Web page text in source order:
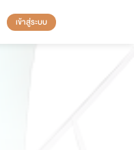
เข้าสู่ระบบ